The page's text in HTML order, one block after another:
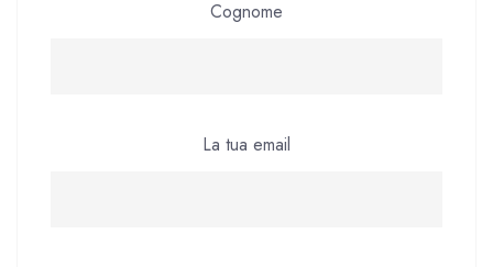
Cognome
La tua email